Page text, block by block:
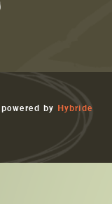
by
Hybride